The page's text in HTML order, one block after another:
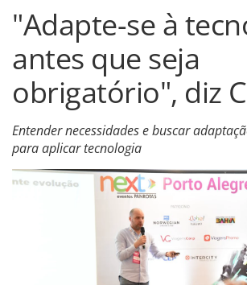
"Adapte-se à
antes que seja
obrigatório", diz
Entender necessidades e buscar
para aplicar tecnologia